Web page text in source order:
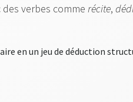
verbes comme récite,
en un jeu de déduction